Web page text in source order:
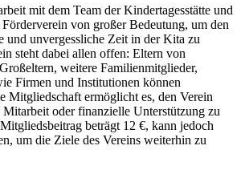
mit dem Team der Kindertagesstätte und
von großer Bedeutung, um den
und unvergessliche Zeit in der Kita zu
steht dabei allen offen: Eltern von
weitere Familienmitglieder,
Firmen und Institutionen können
Mitgliedschaft ermöglicht es, den Verein
oder finanzielle Unterstützung zu
beträgt 12 €, kann jedoch
um die Ziele des Vereins weiterhin zu